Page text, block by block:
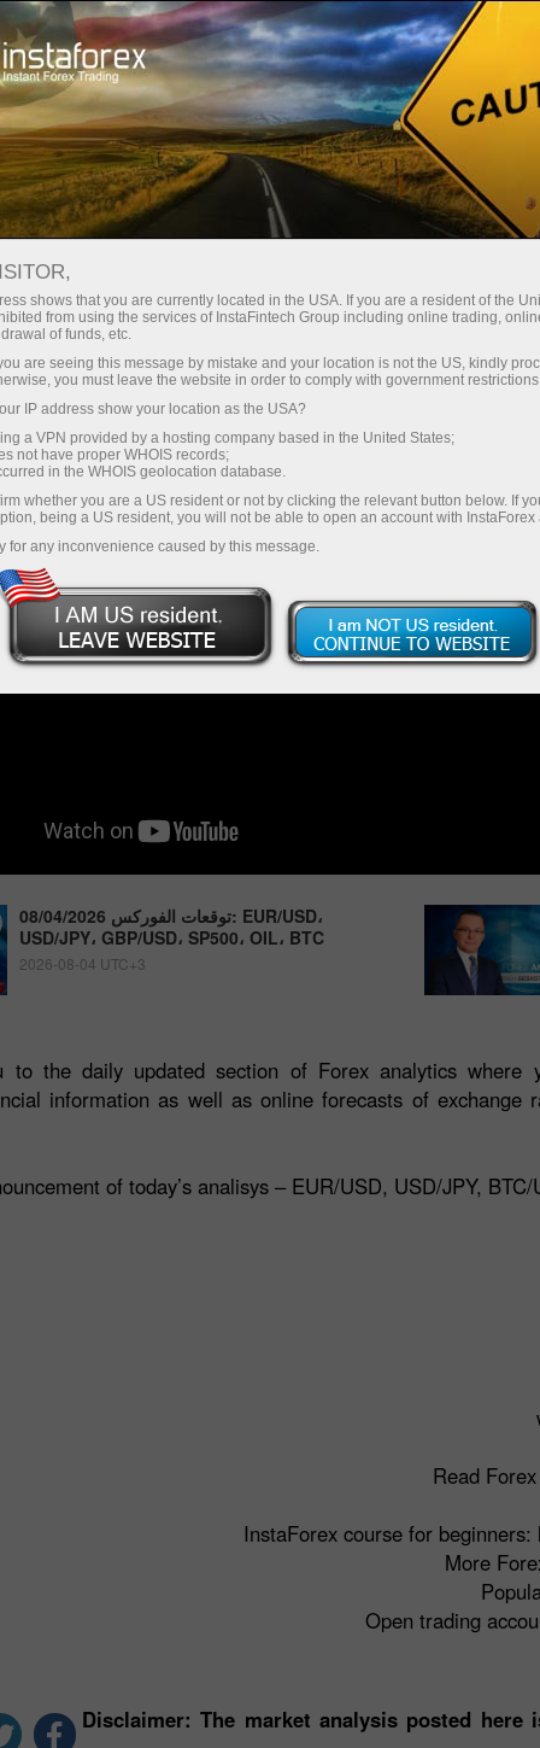
فتح الحساب الفوري منصة التداول
للمبتدئين للمستثمرين للشركاء
25.11.2024:
analysis
توقعات الفوركس 08/04/2026: EUR/USD،
USD/JPY، GBP/USD، SP500، OIL، BTC
2026-08-04 UTC+3
to the daily updated section of Forex analytics
information as well as online forecasts of
Read
InstaForex course for
More
Open trading
*Disclaimer: The market analysis posted
shows that you are currently located in the USA. If you are a resident of the
from using the services of InstaFintech Group including online trading,
of funds, etc.
are seeing this message by mistake and your location is not the US, kindly
you must leave the website in order to comply with government
IP address show your location as the USA?
a VPN provided by a hosting company based in the United States;
not have proper WHOIS records;
in the WHOIS geolocation database.
whether you are a US resident or not by clicking the relevant button below. If
being a US resident, you will not be able to open an account with InstaForex
for any inconvenience caused by this message.